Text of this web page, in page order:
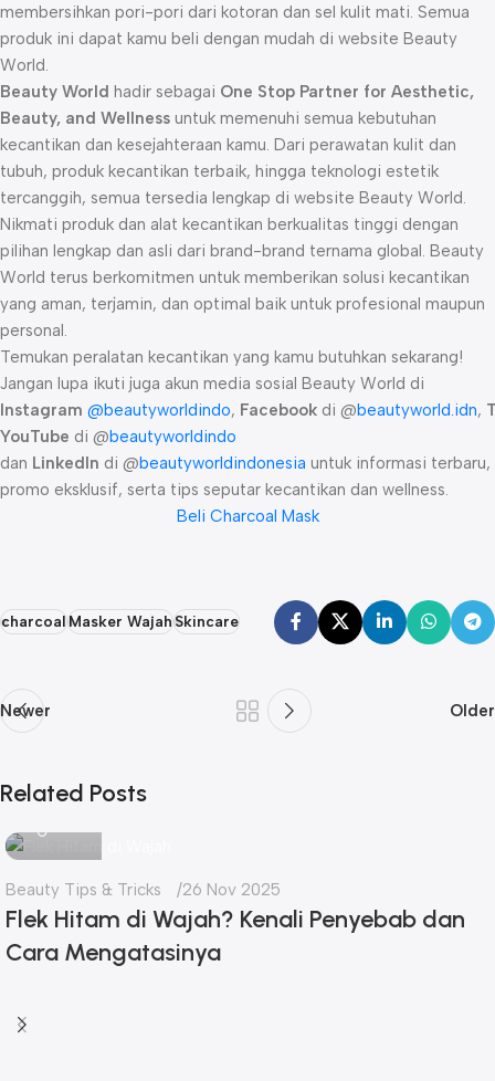
membersihkan pori-pori dari kotoran dan sel kulit mati. Semua
produk ini dapat kamu beli dengan mudah di website Beauty
World.
Beauty World hadir sebagai One Stop Partner for Aesthetic,
Beauty, and Wellness untuk memenuhi semua kebutuhan
kecantikan dan kesejahteraan kamu. Dari perawatan kulit dan
tubuh, produk kecantikan terbaik, hingga teknologi estetik
tercanggih, semua tersedia lengkap di website Beauty World.
Nikmati produk dan alat kecantikan berkualitas tinggi dengan
pilihan lengkap dan asli dari brand-brand ternama global. Beauty
World terus berkomitmen untuk memberikan solusi kecantikan
yang aman, terjamin, dan optimal baik untuk profesional maupun
personal.
Temukan peralatan kecantikan yang kamu butuhkan sekarang!
Jangan lupa ikuti juga akun media sosial Beauty World di
Instagram @beautyworldindo, Facebook di @beautyworld.idn,
YouTube di @beautyworldindo
dan LinkedIn di @beautyworldindonesia untuk informasi terbaru,
promo eksklusif, serta tips seputar kecantikan dan wellness.
Beli Charcoal Mask
charcoal Masker Wajah Skincare
Newer Older
Related Posts
seo
Beauty Tips & Tricks 26 Nov 2025
Flek Hitam di Wajah? Kenali Penyebab dan
Cara Mengatasinya